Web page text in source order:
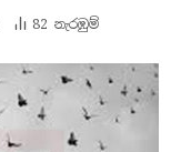
82 නැරඹු​ම්